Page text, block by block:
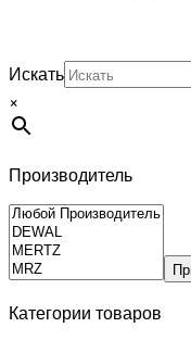
Искать
×
Производитель
Категории товаров